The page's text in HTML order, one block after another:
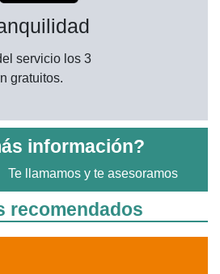
servicio los 3
gratuitos.
información?
Te llamamos y te asesoramos
recomendados